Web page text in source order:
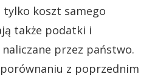
tylko koszt samego
także podatki i
przez państwo.
porównaniu z poprzednim